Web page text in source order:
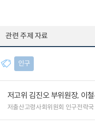
관련 주제 자료
인구
저고위 김진오 부위원장, 이
저출산고령사회위원회 인구전략